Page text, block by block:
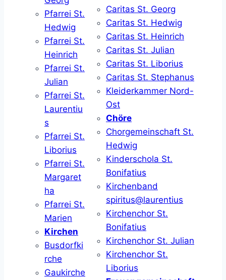
Pfarrei St.
Hedwig
Pfarrei St.
Heinrich
Pfarrei St.
Julian
Pfarrei St.
Laurentiu
s
Pfarrei St.
Liborius
Pfarrei St.
Margaret
ha
Pfarrei St.
Marien
Kirchen
Busdorfki
rche
Gaukirche
Caritas St. Georg
Caritas St. Hedwig
Caritas St. Heinrich
Caritas St. Julian
Caritas St. Liborius
Caritas St. Stephanus
Kleiderkammer Nord-
Ost
Chöre
Chorgemeinschaft St.
Hedwig
Kinderschola St.
Bonifatius
Kirchenband
spiritus@laurentius
Kirchenchor St.
Bonifatius
Kirchenchor St. Julian
Kirchenchor St.
Liborius